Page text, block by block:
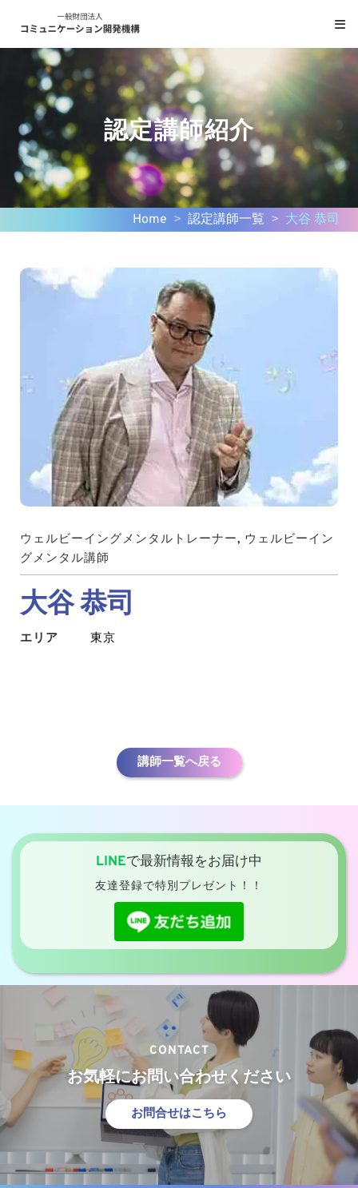
テ
認定講師紹介
Home > 認定講師一覧 > 大谷 恭司
ウェルビーイングメンタルトレーナー, ウェルビーイン
グメンタル講師
大谷 恭司
エリア 東京
講師一覧へ戻る
LINEで最新情報をお届け中
友達登録で特別プレゼント！！
CONTACT
お気軽にお問い合わせください
お問合せはこちら